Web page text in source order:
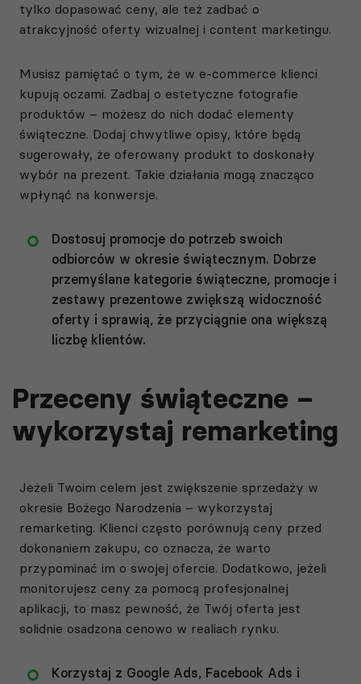
tylko dopasować ceny, ale też zadbać o
atrakcyjność oferty wizualnej i content marketingu.
Musisz pamiętać o tym, że w e-commerce klienci
kupują oczami. Zadbaj o estetyczne fotografie
produktów – możesz do nich dodać elementy
świąteczne. Dodaj chwytliwe opisy, które będą
sugerowały, że oferowany produkt to doskonały
wybór na prezent. Takie działania mogą znacząco
wpłynąć na konwersje.
Dostosuj promocje do potrzeb swoich
odbiorców w okresie świątecznym. Dobrze
przemyślane kategorie świąteczne, promocje i
zestawy prezentowe zwiększą widoczność
oferty i sprawią, że przyciągnie ona większą
liczbę klientów.
Przeceny świąteczne –
wykorzystaj remarketing
Jeżeli Twoim celem jest zwiększenie sprzedaży w
okresie Bożego Narodzenia – wykorzystaj
remarketing. Klienci często porównują ceny przed
dokonaniem zakupu, co oznacza, że warto
przypominać im o swojej ofercie. Dodatkowo, jeżeli
monitorujesz ceny za pomocą profesjonalnej
aplikacji, to masz pewność, że Twój oferta jest
solidnie osadzona cenowo w realiach rynku.
Korzystaj z Google Ads, Facebook Ads i